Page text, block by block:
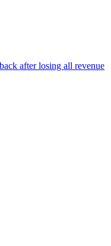
after losing all revenue